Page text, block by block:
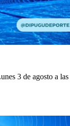
3 de agosto a las